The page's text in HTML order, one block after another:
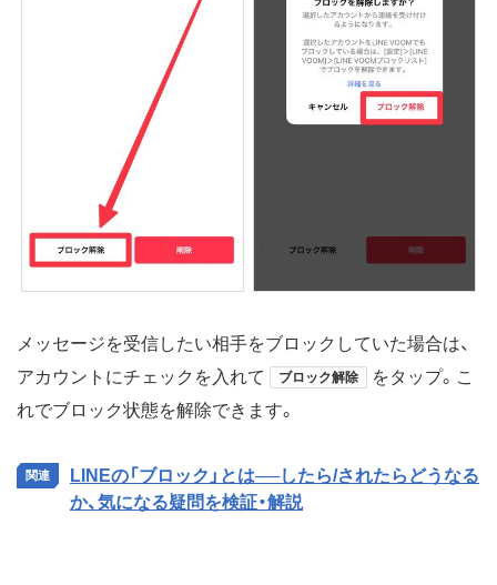
メッセージを受信したい相手をブロックしていた場合は、
アカウントにチェックを入れて
ブロック解除
をタップ。こ
れでブロック状態を解除できます。
LINEの「ブロック」とは──したら/されたらどうなる
か、気になる疑問を検証・解説